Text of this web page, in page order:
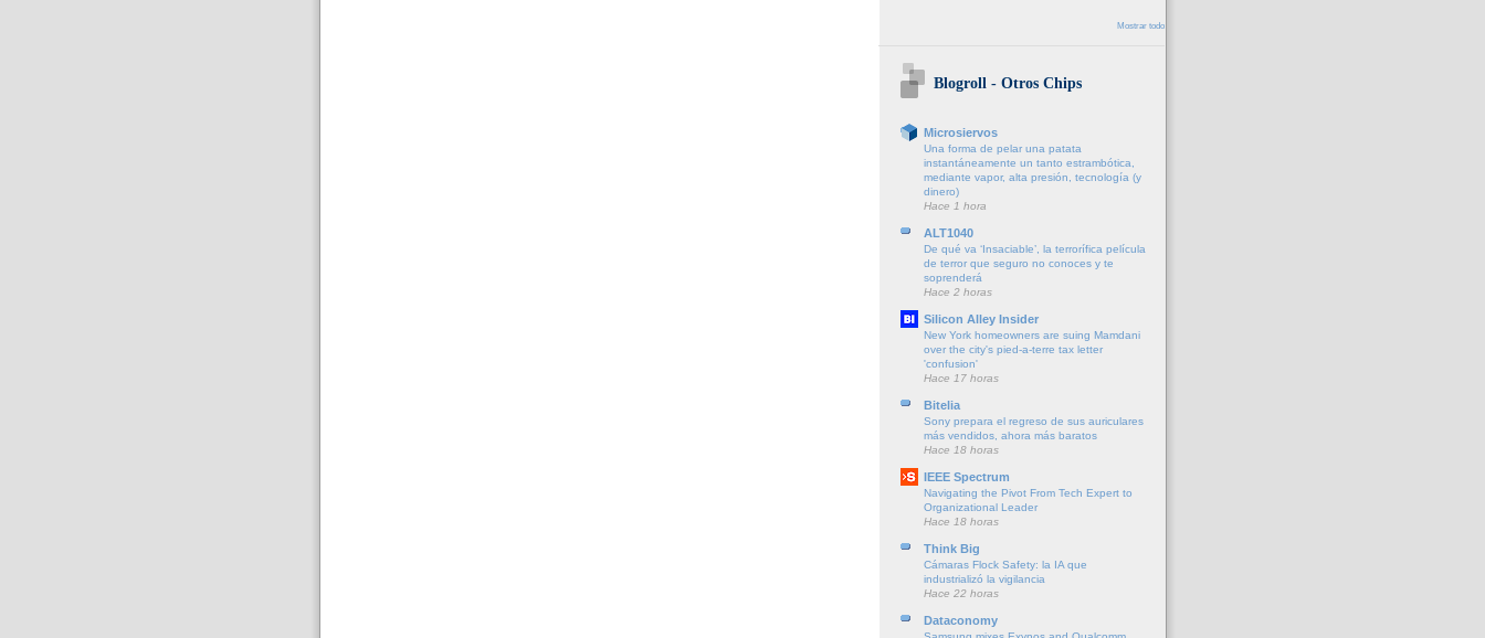
Mostrar todo
Blogroll - Otros Chips
Microsiervos
Una forma de pelar una patata
instantáneamente un tanto estrambótica,
mediante vapor, alta presión, tecnología (y
dinero)
Hace 1 hora
ALT1040
De qué va ‘Insaciable’, la terrorífica película
de terror que seguro no conoces y te
soprenderá
Hace 2 horas
Silicon Alley Insider
New York homeowners are suing Mamdani
over the city's pied-a-terre tax letter
'confusion'
Hace 17 horas
Bitelia
Sony prepara el regreso de sus auriculares
más vendidos, ahora más baratos
Hace 18 horas
IEEE Spectrum
Navigating the Pivot From Tech Expert to
Organizational Leader
Hace 18 horas
Think Big
Cámaras Flock Safety: la IA que
industrializó la vigilancia
Hace 22 horas
Dataconomy